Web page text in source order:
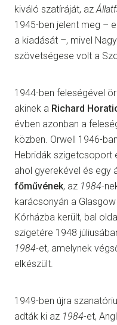
kiváló szatíráját, az
1945-ben jelent meg –
a kiadását –, mivel
szövetségese volt a
1944-ben feleségével
akinek a Richard
évben azonban a
közben. Orwell 1946-
Hebridák szigetcsoport
ahol gyerekével és egy
főművének, az 1984-
karácsonyán a
Kórházba került, bal
szigetére 1948
1984-et, amelynek
elkészült.
1949-ben újra
adták ki az 1984-et,